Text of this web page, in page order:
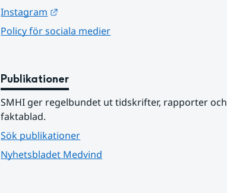
Instagram
Policy för sociala medier
Publikationer
SMHI ger regelbundet ut tidskrifter, rapporter och
faktablad.
Sök publikationer
Nyhetsbladet Medvind